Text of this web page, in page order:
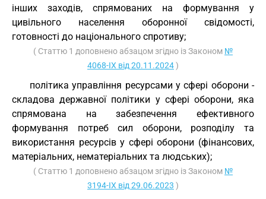
інших заходів, спрямованих на формування у
цивільного населення оборонної свідомості,
готовності до національного спротиву;
( Статтю 1 доповнено абзацом згідно із Законом №
4068-IX від 20.11.2024)
політика управління ресурсами у сфері оборони -
складова державної політики у сфері оборони, яка
спрямована на забезпечення ефективного
формування потреб сил оборони, розподілу та
використання ресурсів у сфері оборони (фінансових,
матеріальних, нематеріальних та людських);
( Статтю 1 доповнено абзацом згідно із Законом №
3194-IX від 29.06.2023 )